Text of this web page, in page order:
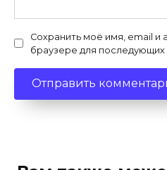
Сохранить моё имя, email и
браузере для